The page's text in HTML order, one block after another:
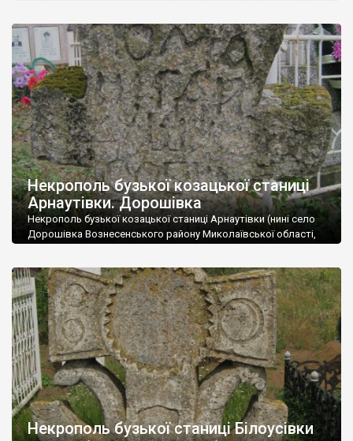
століття більшу частину місцевого населеня становили саме
козаки. Автор: Олексій Паталах
Некрополь бузької козацької станиці
Арнаутівки. Дорошівка
Некрополь бузької козацької станиці Арнаутівки (нині село
Дорошівка Вознесенського району Миколаївської області,
просів у землю. За радянських часів місцеве керівництво
знищило ціле поле таких хрестів з метою прокласти алею до
поховання героїв “Великої Вітчизняної”, забувши, що при
цьому руйнують […]
Некрополь бузької станиці Білоусівки